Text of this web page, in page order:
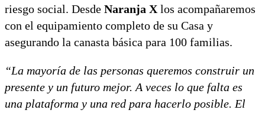
riesgo social. Desde Naranja X los acompañaremos
con el equipamiento completo de su Casa y
asegurando la canasta básica para 100 familias.
“La mayoría de las personas queremos construir un
presente y un futuro mejor. A veces lo que falta es
una plataforma y una red para hacerlo posible. El